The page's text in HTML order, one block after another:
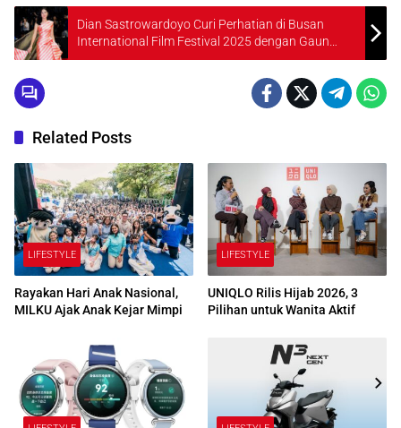
Dian Sastrowardoyo Curi Perhatian di Busan
International Film Festival 2025 dengan Gaun
Glamor Emas-Pink
Related Posts
LIFESTYLE
Rayakan Hari Anak Nasional,
MILKU Ajak Anak Kejar Mimpi
LIFESTYLE
UNIQLO Rilis Hijab 2026, 3
Pilihan untuk Wanita Aktif